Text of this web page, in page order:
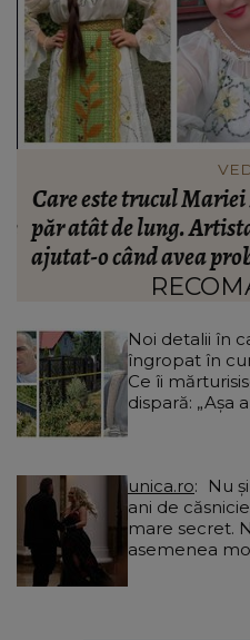
Care este trucul
păr atât de lung.
ajutat-o când avea
din
Noi detalii în
îngropat în
Ce îi
dispară: „Așa
unica.ro
ani de
mare secret.
asemenea